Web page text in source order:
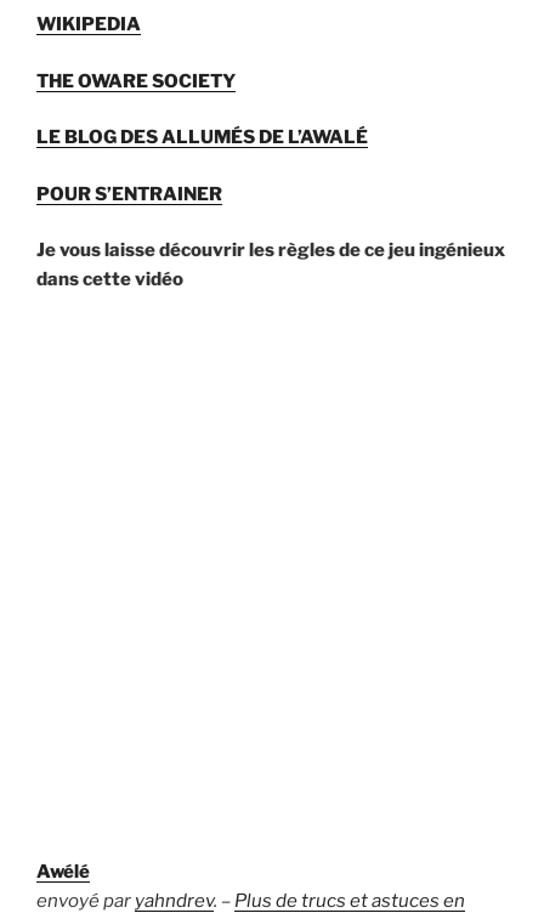
WIKIPEDIA
THE OWARE SOCIETY
LE BLOG DES ALLUMÉS DE L’AWALÉ
POUR S’ENTRAINER
Je vous laisse découvrir les règles de ce jeu ingénieux
dans cette vidéo
Awélé
envoyé par yahndrev. – Plus de trucs et astuces en